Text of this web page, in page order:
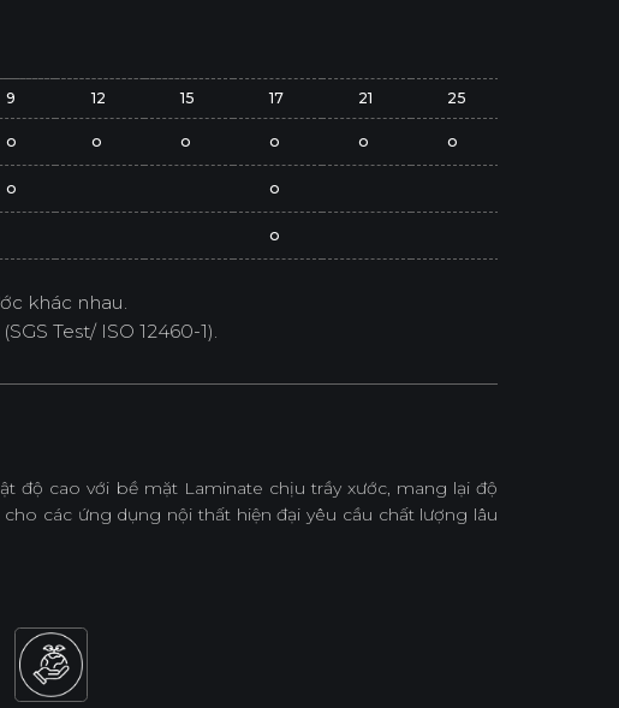
9 12 15 17 21 25
o o o o o o
o o
o
khác nhau.
Test/ ISO 12460-1).
độ cao với bề mặt Laminate chịu trầy xước, mang lại độ
các ứng dụng nội thất hiện đại yêu cầu chất lượng lâu